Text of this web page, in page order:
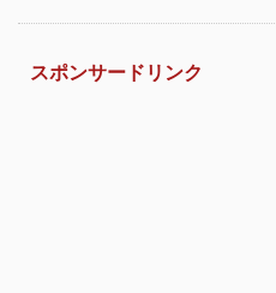
スポンサードリンク